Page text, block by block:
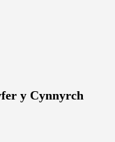
y Cynnyrch